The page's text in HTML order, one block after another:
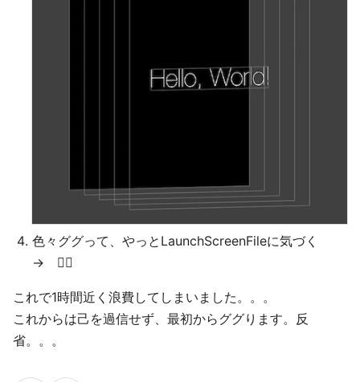
色々ググって、やっとLaunchScreenFileに気づく
→ 🙆‍♂️
これで1時間近く浪費してしまいました。。。
これからは己を過信せず、最初からググります。反
省。。。